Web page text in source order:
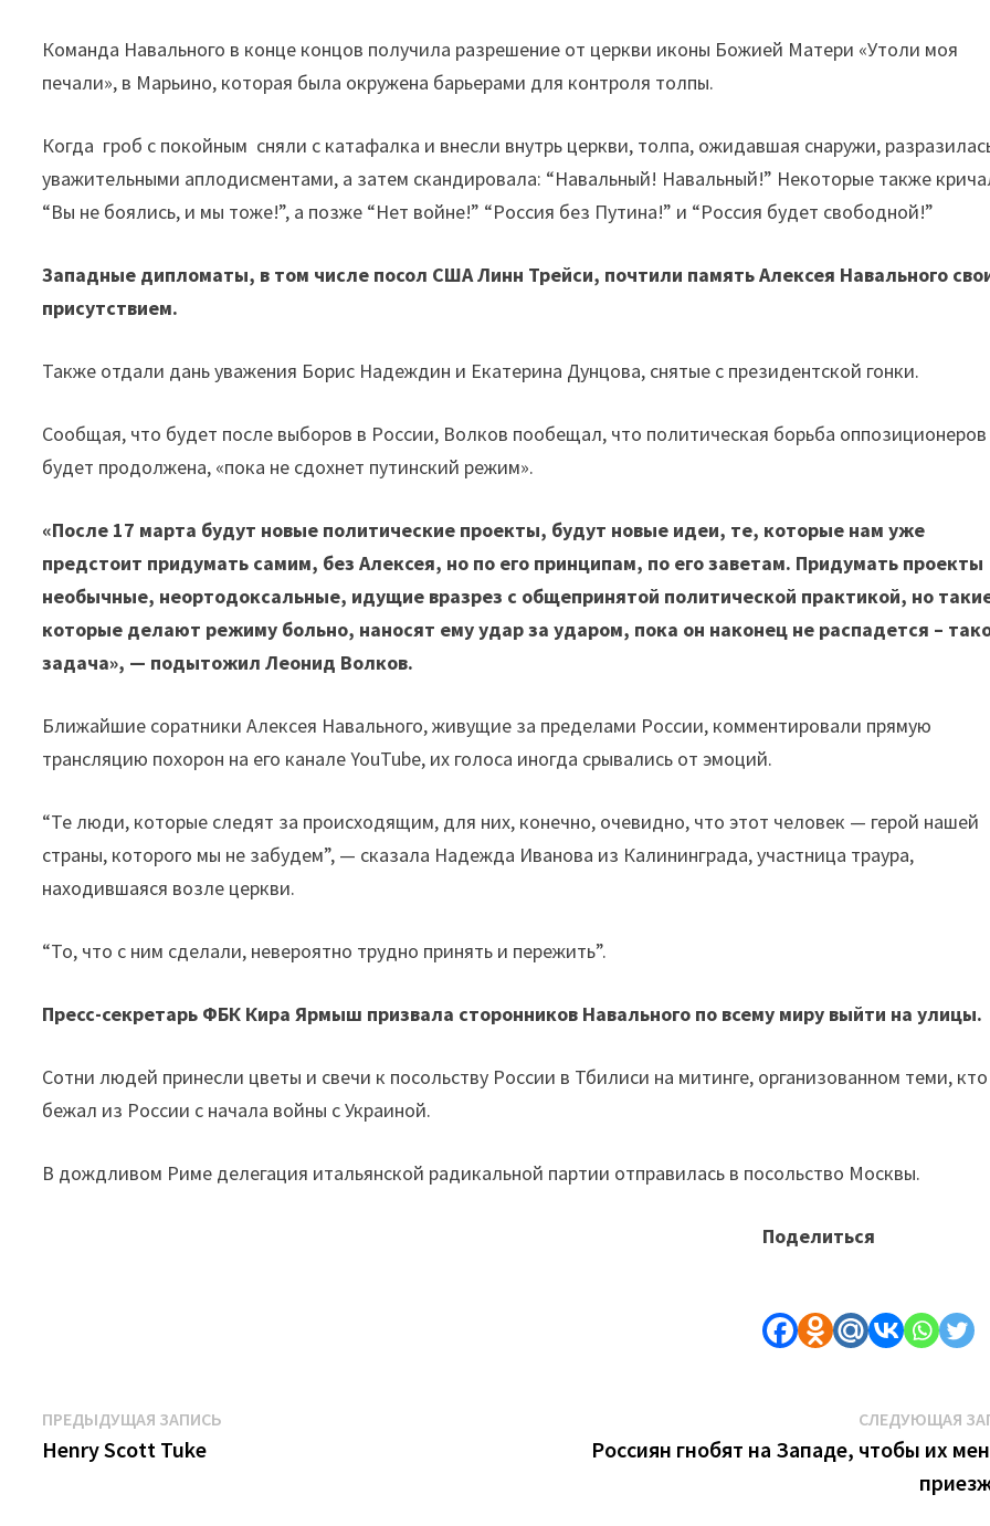
Команда Навального в конце концов получила разрешение от церкви иконы Божией Матери «Утоли моя
печали», в Марьино, которая была окружена барьерами для контроля толпы.
Когда гроб с покойным сняли с катафалка и внесли внутрь церкви, толпа, ожидавшая снаружи,
уважительными аплодисментами, а затем скандировала: “Навальный! Навальный!” Некоторые также
“Вы не боялись, и мы тоже!”, а позже “Нет войне!” “Россия без Путина!” и “Россия будет свободной!”
Западные дипломаты, в том числе посол США Линн Трейси, почтили память Алексея Навального
присутствием.
Также отдали дань уважения Борис Надеждин и Екатерина Дунцова, снятые с президентской гонки.
Сообщая, что будет после выборов в России, Волков пообещал, что политическая борьба оппозиционеров
будет продолжена, «пока не сдохнет путинский режим».
«После 17 марта будут новые политические проекты, будут новые идеи, те, которые нам уже
предстоит придумать самим, без Алексея, но по его принципам, по его заветам. Придумать проекты
необычные, неортодоксальные, идущие вразрез с общепринятой политической практикой, но
которые делают режиму больно, наносят ему удар за ударом, пока он наконец не распадется –
задача», — подытожил Леонид Волков.
Ближайшие соратники Алексея Навального, живущие за пределами России, комментировали прямую
трансляцию похорон на его канале YouTube, их голоса иногда срывались от эмоций.
“Те люди, которые следят за происходящим, для них, конечно, очевидно, что этот человек — герой нашей
страны, которого мы не забудем”, — сказала Надежда Иванова из Калининграда, участница траура,
находившаяся возле церкви.
“То, что с ним сделали, невероятно трудно принять и пережить”.
Пресс-секретарь ФБК Кира Ярмыш призвала сторонников Навального по всему миру выйти на улицы.
Сотни людей принесли цветы и свечи к посольству России в Тбилиси на митинге, организованном теми, кто
бежал из России с начала войны с Украиной.
В дождливом Риме делегация итальянской радикальной партии отправилась в посольство Москвы.
Поделиться
Навигация
по
ПРЕДЫДУЩАЯ ЗАПИСЬ
Henry Scott Tuke
СЛЕДУЮЩАЯ
Россиян гнобят на Западе, чтобы их